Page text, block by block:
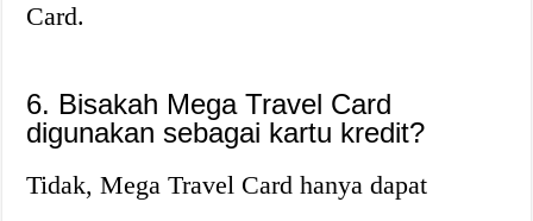
Card.
6. Bisakah Mega Travel Card
digunakan sebagai kartu kredit?
Tidak, Mega Travel Card hanya dapat